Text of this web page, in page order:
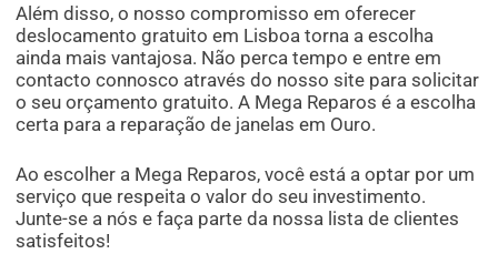
Além disso, o nosso compromisso em oferecer
deslocamento gratuito em Lisboa torna a escolha
ainda mais vantajosa. Não perca tempo e entre em
contacto connosco através do nosso site para solicitar
o seu orçamento gratuito. A Mega Reparos é a escolha
certa para a reparação de janelas em Ouro.
Ao escolher a Mega Reparos, você está a optar por um
serviço que respeita o valor do seu investimento.
Junte-se a nós e faça parte da nossa lista de clientes
satisfeitos!